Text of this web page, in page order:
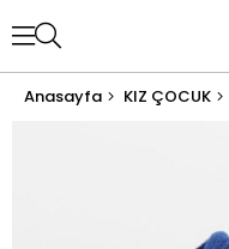
Anasayfa KIZ ÇOCUK